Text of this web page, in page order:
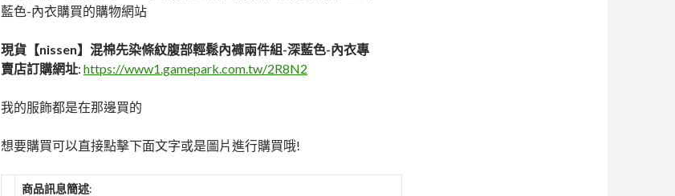
藍色-內衣購買的購物網站
現貨【nissen】混棉先染條紋腹部輕鬆內褲兩件組-深藍色-內衣專
賣店訂購網址: https://www1.gamepark.com.tw/2R8N2
我的服飾都是在那邊買的
想要購買可以直接點擊下面文字或是圖片進行購買哦!
商品訊息簡述: